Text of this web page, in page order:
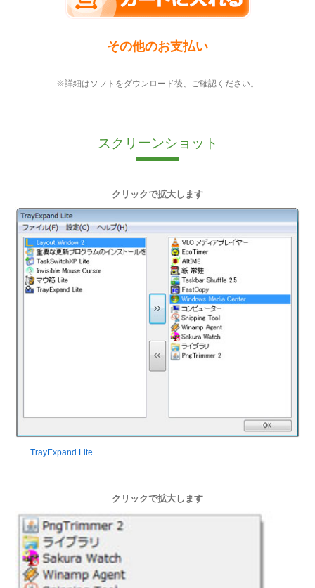
その他のお支払い
※詳細はソフトをダウンロード後、ご確認ください。
スクリーンショット
クリックで拡大します
TrayExpand Lite
クリックで拡大します